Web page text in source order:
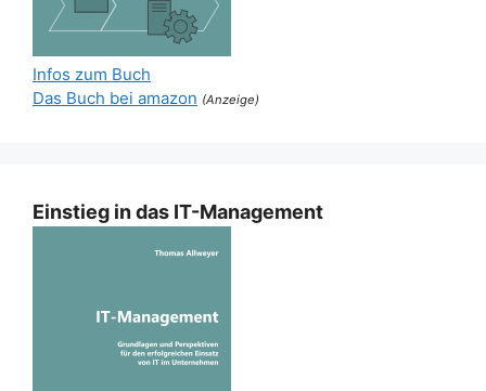
Infos zum Buch
Das Buch bei amazon (Anzeige)
Einstieg in das IT-Management